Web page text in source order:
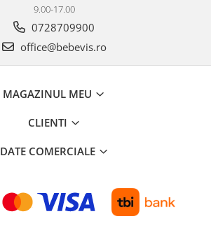
9.00-17.00
0728709900
office@bebevis.ro
MAGAZINUL MEU
CLIENTI
DATE COMERCIALE